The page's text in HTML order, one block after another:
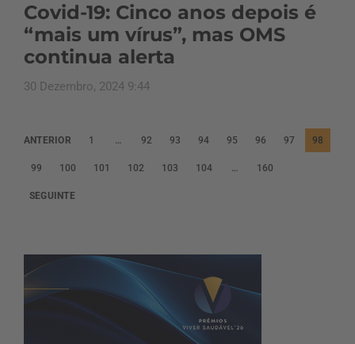
Covid-19: Cinco anos depois é
“mais um vírus”, mas OMS
continua alerta
30 Dezembro, 2024 9:44
P
a
g
a
ç
ANTERIOR 1 … 92 93 94 95 96 97 98
99 100 101 102 103 104 … 160
SEGUINTE